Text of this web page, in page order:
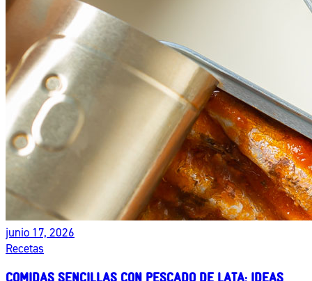
junio 17, 2026
Recetas